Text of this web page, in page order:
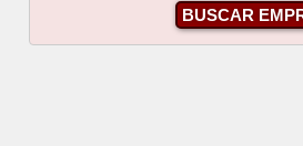
BUSCAR